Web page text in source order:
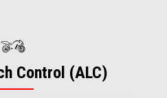
Control (ALC)